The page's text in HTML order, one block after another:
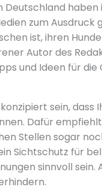
Deutschland
zum
ist, ihren
Autor des
und Ideen für
sein,
Dafür
Stellen sogar
Sichtschutz für
sinnvoll